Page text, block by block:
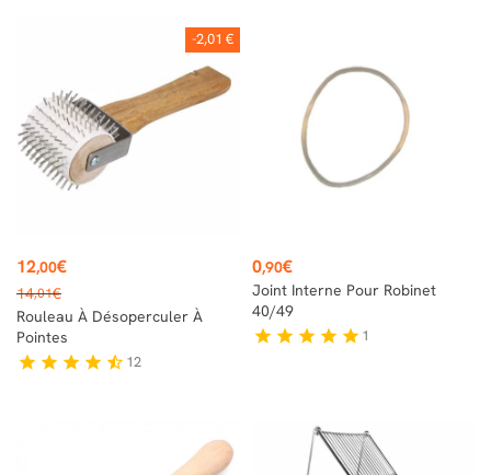
-2,01 €
Prix
12,00€
Prix
de
base
14,01€
Rouleau À Désoperculer À
Pointes
star star star star star_half 12
Prix
0,90€
Joint Interne Pour Robinet
40/49
star star star star star 1